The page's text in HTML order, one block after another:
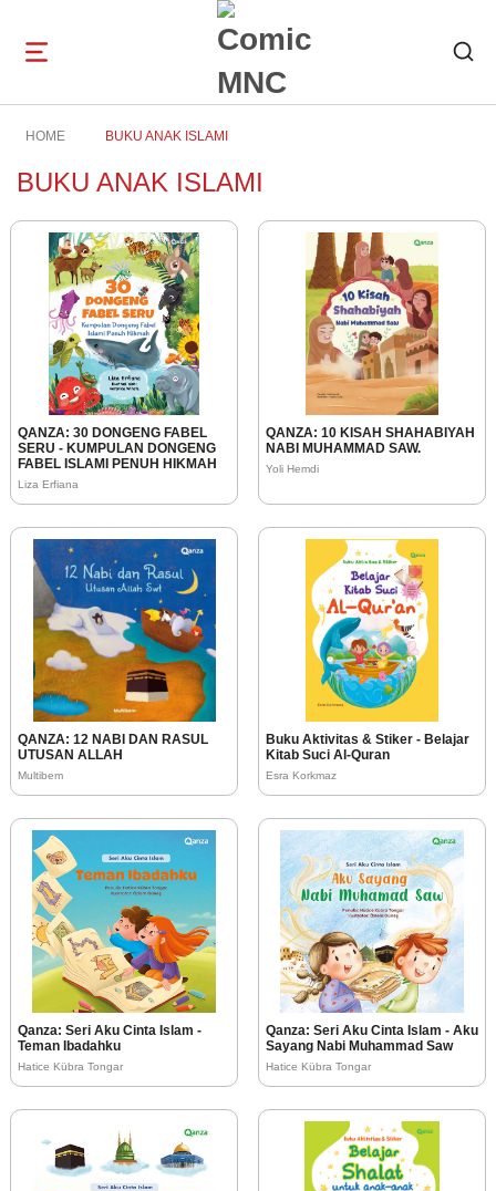
navigation
HOME BUKU ANAK ISLAMI
BUKU ANAK ISLAMI
QANZA: 30 DONGENG FABEL
SERU - KUMPULAN DONGENG
FABEL ISLAMI PENUH HIKMAH
Liza Erfiana
QANZA: 10 KISAH SHAHABIYAH
NABI MUHAMMAD SAW.
Yoli Hemdi
QANZA: 12 NABI DAN RASUL
UTUSAN ALLAH
Multibem
Buku Aktivitas & Stiker - Belajar
Kitab Suci Al-Quran
Esra Korkmaz
Qanza: Seri Aku Cinta Islam -
Teman Ibadahku
Hatice Kübra Tongar
Qanza: Seri Aku Cinta Islam - Aku
Sayang Nabi Muhammad Saw
Hatice Kübra Tongar